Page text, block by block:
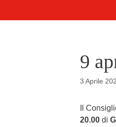
9
3 Aprile
Il
20.00 di